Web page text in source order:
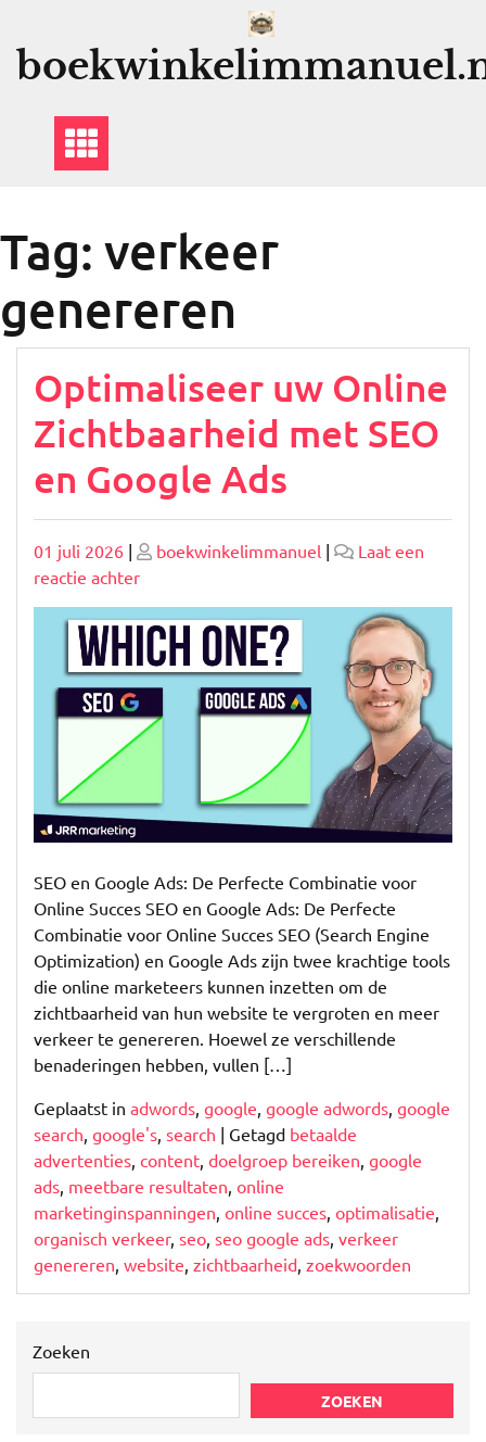
Tag: verkeer
genereren
Optimaliseer uw Online
Zichtbaarheid met SEO
en Google Ads
Geplaatst
op
01 juli 2026 | Geplaatst
op
boekwinkelimmanuel |
Laat een
reactie achterop
Optimaliseer
uw
Online
Zichtbaarheid
SEO
Ads
SEO en Google Ads: De Perfecte Combinatie voor
Online Succes SEO en Google Ads: De Perfecte
Combinatie voor Online Succes SEO (Search Engine
Optimization) en Google Ads zijn twee krachtige tools
die online marketeers kunnen inzetten om de
zichtbaarheid van hun website te vergroten en meer
verkeer te genereren. Hoewel ze verschillende
benaderingen hebben, vullen […]
Geplaatst in adwords, google, google adwords, google
search, google's, search | Getagd betaalde
advertenties, content, doelgroep bereiken, google
ads, meetbare resultaten, online
marketinginspanningen, online succes, optimalisatie,
organisch verkeer, seo, seo google ads, verkeer
genereren, website, zichtbaarheid, zoekwoorden
Zoeken
ZOEKEN